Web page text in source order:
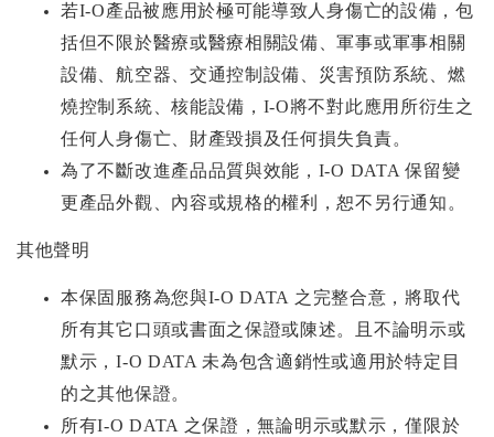
若I-O產品被應用於極可能導致人身傷亡的設備，包
括但不限於醫療或醫療相關設備、軍事或軍事相關
設備、航空器、交通控制設備、災害預防系統、燃
燒控制系統、核能設備，I-O將不對此應用所衍生之
任何人身傷亡、財產毀損及任何損失負責。
為了不斷改進產品品質與效能，I-O DATA 保留變
更產品外觀、內容或規格的權利，恕不另行通知。
其他聲明
本保固服務為您與I-O DATA 之完整合意，將取代
所有其它口頭或書面之保證或陳述。且不論明示或
默示，I-O DATA 未為包含適銷性或適用於特定目
的之其他保證。
所有I-O DATA 之保證，無論明示或默示，僅限於